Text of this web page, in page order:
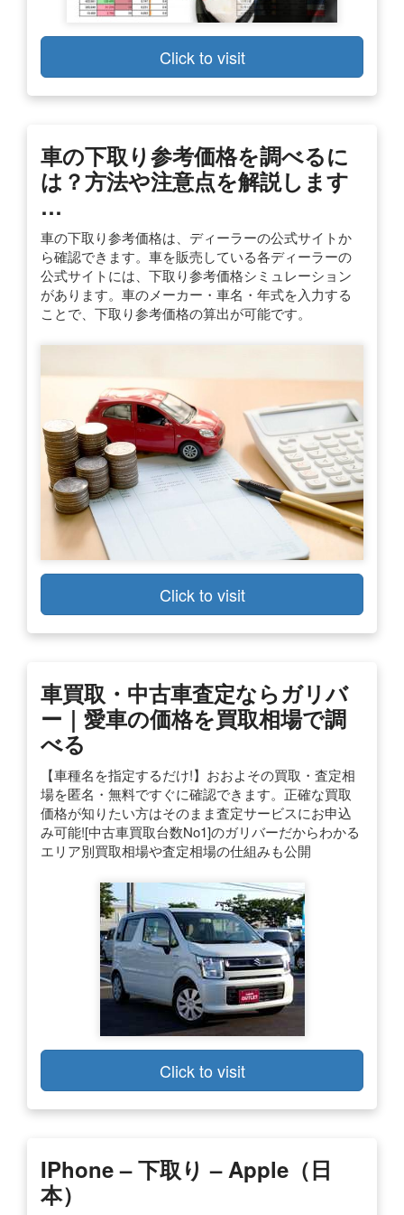
Click to visit
車の下取り参考価格を調べるに
は？方法や注意点を解説します
…
車の下取り参考価格は、ディーラーの公式サイトか
ら確認できます。車を販売している各ディーラーの
公式サイトには、下取り参考価格シミュレーション
があります。車のメーカー・車名・年式を入力する
ことで、下取り参考価格の算出が可能です。
Click to visit
車買取・中古車査定ならガリバ
ー｜愛車の価格を買取相場で調
べる
【車種名を指定するだけ!】おおよその買取・査定相
場を匿名・無料ですぐに確認できます。正確な買取
価格が知りたい方はそのまま査定サービスにお申込
み可能![中古車買取台数No1]のガリバーだからわかる
エリア別買取相場や査定相場の仕組みも公開
Click to visit
IPhone – 下取り – Apple（日
本）